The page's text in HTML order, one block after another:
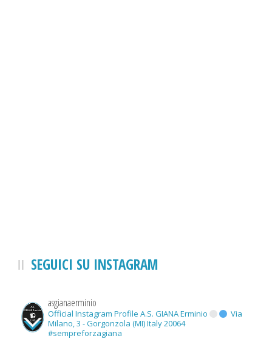
SEGUICI SU INSTAGRAM
asgianaerminio
Official Instagram Profile A.S. GIANA Erminio
Via
Milano, 3 - Gorgonzola (MI) Italy 20064
#sempreforzagiana